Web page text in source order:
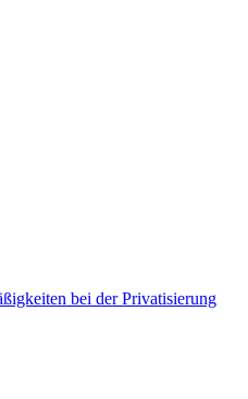
bei der Privatisierung